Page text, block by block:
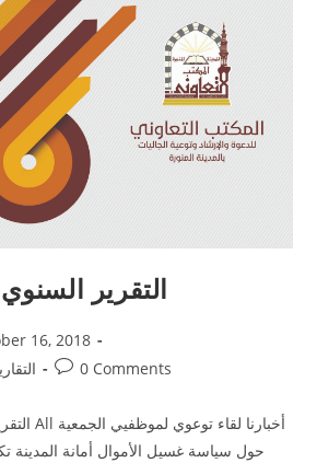
التقرير السنوي
16, 2018
0 Comments
حول سياسة غسيل الأموال أمانة المدينة